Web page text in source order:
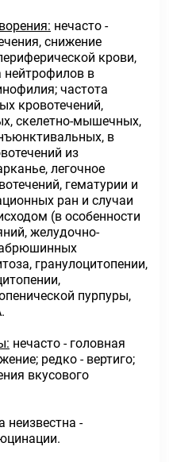
нечасто -
снижение
крови,
нейтрофилов в
частота
кровотечений,
скелетно-мышечных,
в
из
легочное
гематурии и
ран и случаи
(в особенности
желудочно-
гранулоцитопении,
пурпуры,
нечасто - головная
редко - вертиго;
вкусового
неизвестна -